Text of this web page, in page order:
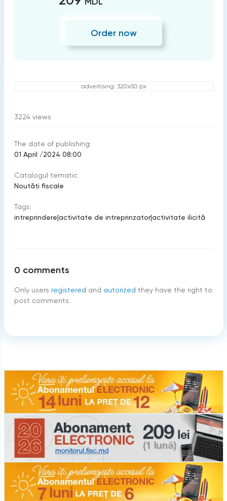
Order now
advertising: 320x50 px
3224 views
The date of publishing:
01 April /2024 08:00
Catalogul tematic
Noutăți fiscale
Tags:
intreprindere|activitate de intreprinzator|activitate ilicită
0 comments
Only users registered and autorized they have the right to
post comments.